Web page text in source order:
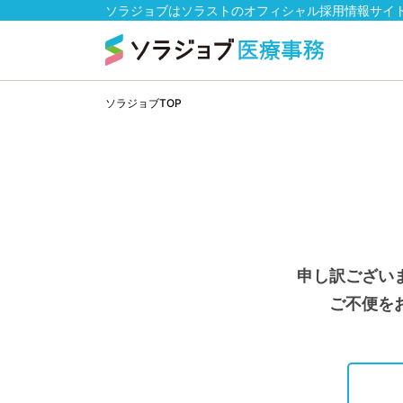
ソラジョブはソラストのオフィシャル採用情報サイ
ソラジョブTOP
申し訳ござい
ご不便を